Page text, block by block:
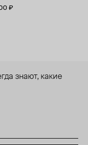
₽
знают, какие